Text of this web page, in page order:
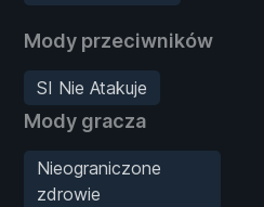
Mody przeciwników
SI Nie Atakuje
Mody gracza
Nieograniczone
zdrowie